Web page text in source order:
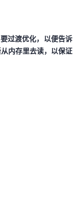
过渡优化，以便告诉
内存里去读，以保证